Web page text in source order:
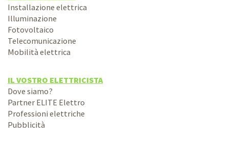
Installazione elettrica
Illuminazione
Fotovoltaico
Telecomunicazione
Mobilità elettrica
IL VOSTRO ELETTRICISTA
Dove siamo?
Partner ELITE Elettro
Professioni elettriche
Pubblicità